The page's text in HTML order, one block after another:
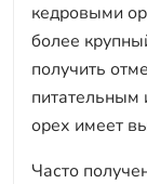
кедровыми
более
получить
питательным
орех имеет
Часто